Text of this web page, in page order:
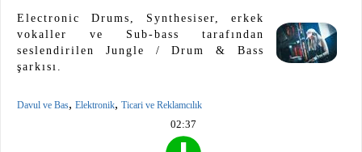
Electronic Drums, Synthesiser, erkek
vokaller ve Sub-bass tarafından
seslendirilen Jungle / Drum & Bass
şarkısı.
Davul ve Bas, Elektronik, Ticari ve Reklamcılık
02:37